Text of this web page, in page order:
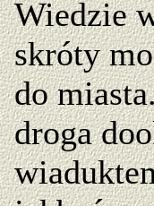
Wiedzie
skróty
do
droga